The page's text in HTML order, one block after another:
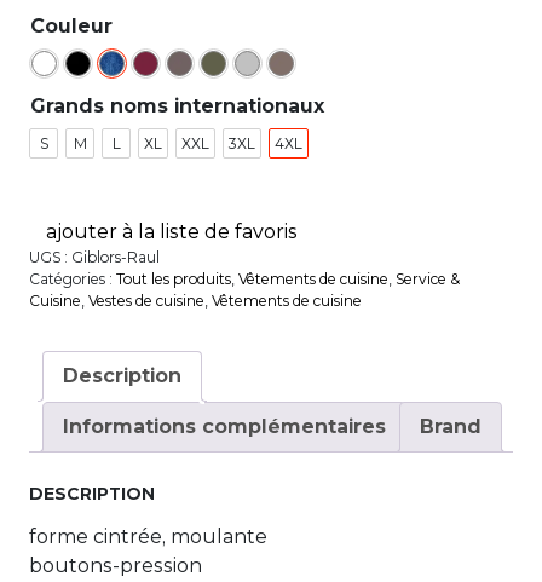
Couleur
Grands noms internationaux
S M L XL XXL 3XL 4XL
ajouter à la liste de favoris
UGS : Giblors-Raul
Catégories : Tout les produits, Vêtements de cuisine, Service &
Cuisine, Vestes de cuisine, Vêtements de cuisine
Description
Informations complémentaires Brand
DESCRIPTION
forme cintrée, moulante
boutons-pression